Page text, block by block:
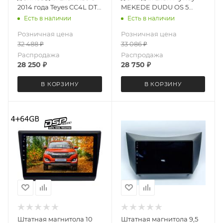
2014 года Teyes CC4L DTS
4087-6879 Android 13
Есть в наличии
Розничная цена
32 488₽
Распродажа
28 250 ₽
В КОРЗИНУ
MEKEDE DUDU OS 5
версия 2546-6478
Gb
Есть в наличии
Розничная цена
33 086₽
Распродажа
28 750 ₽
В КОРЗИНУ
Штатная магнитола 10 Штатная магнитола 9,5